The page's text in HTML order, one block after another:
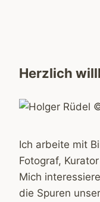
Herzlich
Ich arbeite mit
Fotograf,
Mich
die Spuren